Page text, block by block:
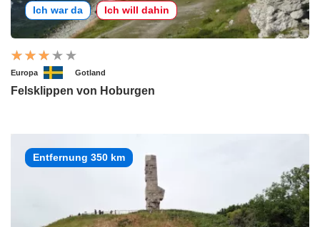
Ich war da Ich will dahin
Europa Gotland
Felsklippen von Hoburgen
Entfernung 350 km